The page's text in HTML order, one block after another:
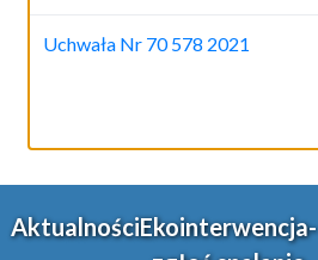
Uchwała Nr 70 578 2021
AktualnościEkointerwencja-